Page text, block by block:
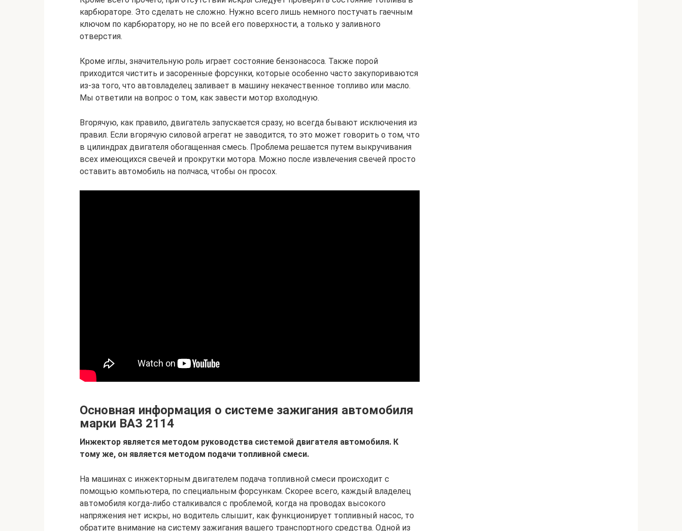
карбюраторе. Это сделать не сложно. Нужно всего лишь немного постучать гаечным
ключом по карбюратору, но не по всей его поверхности, а только у заливного
отверстия.
Кроме иглы, значительную роль играет состояние бензонасоса. Также порой
приходится чистить и засоренные форсунки, которые особенно часто закупориваются
из-за того, что автовладелец заливает в машину некачественное топливо или масло.
Мы ответили на вопрос о том, как завести мотор вхолодную.
Вгорячую, как правило, двигатель запускается сразу, но всегда бывают исключения из
правил. Если вгорячую силовой агрегат не заводится, то это может говорить о том, что
в цилиндрах двигателя обогащенная смесь. Проблема решается путем выкручивания
всех имеющихся свечей и прокрутки мотора. Можно после извлечения свечей просто
оставить автомобиль на полчаса, чтобы он просох.
Основная информация о системе зажигания автомобиля
марки ВАЗ 2114
Инжектор является методом руководства системой двигателя автомобиля. К
тому же, он является методом подачи топливной смеси.
На машинах с инжекторным двигателем подача топливной смеси происходит с
помощью компьютера, по специальным форсункам. Скорее всего, каждый владелец
автомобиля когда-либо сталкивался с проблемой, когда на проводах высокого
напряжения нет искры, но водитель слышит, как функционирует топливный насос, то
обратите внимание на систему зажигания вашего транспортного средства. Одной из